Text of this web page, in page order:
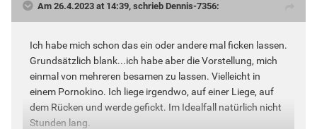
Am 26.4.2023 at 14:39, schrieb Dennis-7356:
Ich habe mich schon das ein oder andere mal ficken lassen.
Grundsätzlich blank...ich habe aber die Vorstellung, mich
einmal von mehreren besamen zu lassen. Vielleicht in
einem Pornokino. Ich liege irgendwo, auf einer Liege, auf
dem Rücken und werde gefickt. Im Idealfall natürlich nicht
Stunden lang.